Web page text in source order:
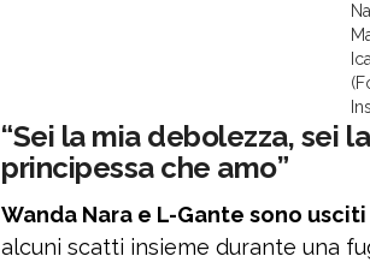
“Sei la mia debolezza, sei
principessa che amo”
Wanda Nara e L-Gante sono
alcuni scatti insieme durante una